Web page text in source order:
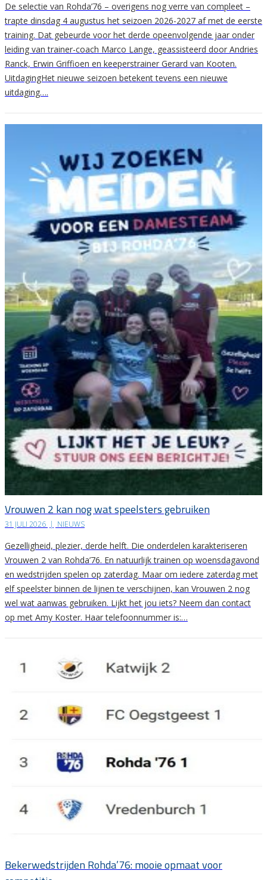
De selectie van Rohda’76 – overigens nog verre van compleet –
trapte dinsdag 4 augustus het seizoen 2026-2027 af met de eerste
training. Dat gebeurde voor het derde opeenvolgende jaar onder
leiding van trainer-coach Marco Lange, geassisteerd door Andries
Ranck, Erwin Griffioen en keeperstrainer Gerard van Kooten.
UitdagingHet nieuwe seizoen betekent tevens een nieuwe
uitdaging….
Vrouwen 2 kan nog wat speelsters gebruiken
31 JULI 2026 | NIEUWS
Gezelligheid, plezier, derde helft. Die onderdelen karakteriseren
Vrouwen 2 van Rohda’76. En natuurlijk trainen op woensdagavond
en wedstrijden spelen op zaterdag. Maar om iedere zaterdag met
elf speelster binnen de lijnen te verschijnen, kan Vrouwen 2 nog
wel wat aanwas gebruiken. Lijkt het jou iets? Neem dan contact
op met Amy Koster. Haar telefoonnummer is:…
Bekerwedstrijden Rohda’76: mooie opmaat voor